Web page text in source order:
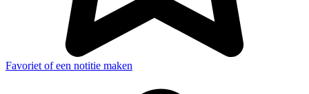
Favoriet of een notitie maken